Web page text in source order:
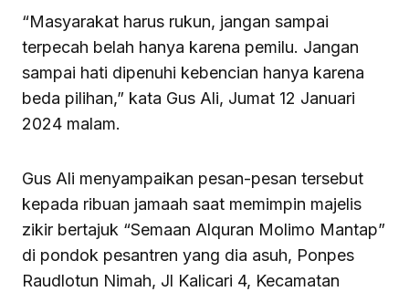
“Masyarakat harus rukun, jangan sampai
terpecah belah hanya karena pemilu. Jangan
sampai hati dipenuhi kebencian hanya karena
beda pilihan,” kata Gus Ali, Jumat 12 Januari
2024 malam.
Gus Ali menyampaikan pesan-pesan tersebut
kepada ribuan jamaah saat memimpin majelis
zikir bertajuk “Semaan Alquran Molimo Mantap”
di pondok pesantren yang dia asuh, Ponpes
Raudlotun Nimah, Jl Kalicari 4, Kecamatan